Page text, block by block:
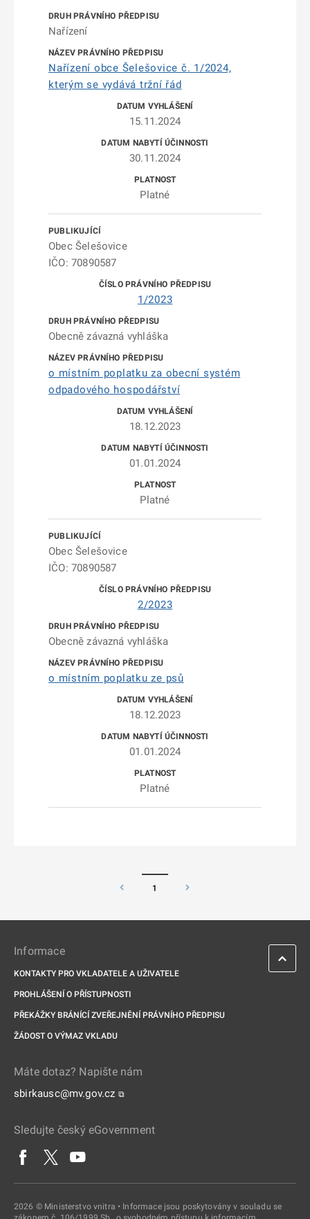
Nařízení
Nařízení obce Šelešovice č. 1/2024,
kterým se vydává tržní řád
15.11.2024
30.11.2024
Platné
Obec Šelešovice
IČO: 70890587
1/2023
Obecně závazná vyhláška
o místním poplatku za obecní systém
odpadového hospodářství
18.12.2023
01.01.2024
Platné
Obec Šelešovice
IČO: 70890587
2/2023
Obecně závazná vyhláška
o místním poplatku ze psů
18.12.2023
01.01.2024
Platné
1
Informace
KONTAKTY PRO VKLADATELE A UŽIVATELE
PROHLÁŠENÍ O PŘÍSTUPNOSTI
PŘEKÁŽKY BRÁNÍCÍ ZVEŘEJNĚNÍ PRÁVNÍHO PŘEDPISU
ŽÁDOST O VÝMAZ VKLADU
Máte dotaz? Napište nám
sbirkausc@mv.gov.cz ⧉
Sledujte český eGovernment
2026 © Ministerstvo vnitra • Informace jsou poskytovány v souladu se